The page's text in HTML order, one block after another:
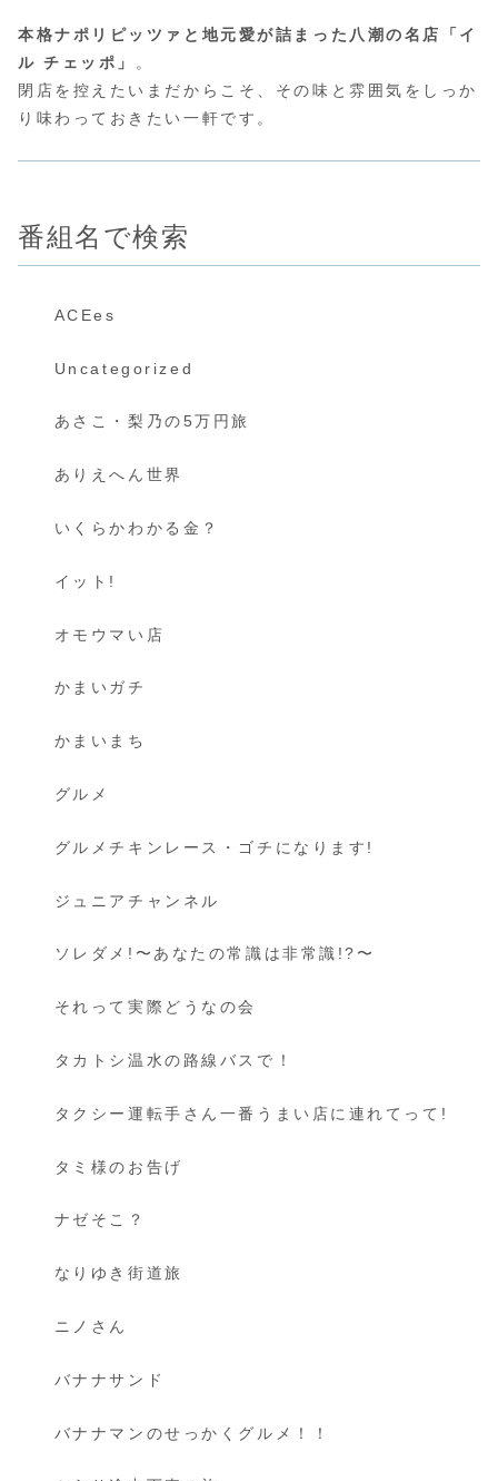
本格ナポリピッツァと地元愛が詰まった八潮の名店「イ
ル チェッポ」
。
閉店を控えたいまだからこそ、その味と雰囲気をしっか
り味わっておきたい一軒です。
番組名で検索
ACEes
Uncategorized
あさこ・梨乃の5万円旅
ありえへん世界
いくらかわかる金？
イット!
オモウマい店
かまいガチ
かまいまち
グルメ
グルメチキンレース・ゴチになります!
ジュニアチャンネル
ソレダメ!〜あなたの常識は非常識!?〜
それって実際どうなの会
タカトシ温水の路線バスで！
タクシー運転手さん一番うまい店に連れてって!
タミ様のお告げ
ナゼそこ？
なりゆき街道旅
ニノさん
バナナサンド
バナナマンのせっかくグルメ！！